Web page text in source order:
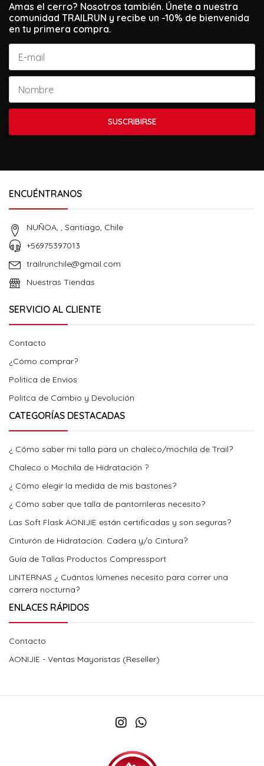
Amas el cerro? Nosotros también. Únete a nuestra
comunidad TRAILRUN y recibe un -10% de bienvenida
en tu primera compra.
SUSCRIBIRSE
ENCUÉNTRANOS
NUÑOA, , Santiago, Chile
+56975397013
trailrunchile@gmail.com
Nuestras Tiendas
SERVICIO AL CLIENTE
Contacto
¿Cómo comprar?
Politica de Envios
Politca de Cambio y Devolución
CATEGORÍAS DESTACADAS
¿ Cómo saber mi talla para un chaleco/mochila de Trail?
Chaleco o Mochila de Hidratación ?
¿ Cómo elegir la medida de mis bastones?
¿ Cómo saber que talla de pantorrileras necesito?
Las Soft Flask AONIJIE están certificadas y son seguras?
Cinturón de Hidratación. Cadera y/o Cintura?
Guía de Tallas Productos Compressport
LINTERNAS ¿ Cuántos lúmenes necesito para correr una
carrera nocturna?
ENLACES RÁPIDOS
Contacto
AONIJIE - Ventas Mayoristas (Reseller)